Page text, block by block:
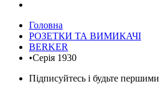
Головна
РОЗЕТКИ ТА ВИМИКАЧІ
BERKER
•Серія 1930
Підписуйтесь і будьте першими